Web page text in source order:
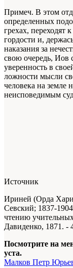
Примеч. В этом
определенных
грехах, переходят
гордости и,
наказания за
свою очередь, Иов
уверенность в
ложности мысли
человека на земле
неисповедимым
Источник
Ириней (Орда
Севский; 1837-
чтению
Давиденко, 1871. -
Посмотрите на
уста.
Малков Петр